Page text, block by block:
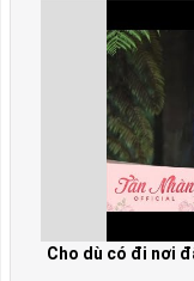
Cho dù có đi nơi